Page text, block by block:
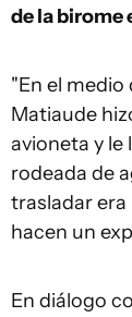
de la birome
"En el medio
Matiaude
avioneta y le
rodeada de
trasladar era
hacen un
En diálogo